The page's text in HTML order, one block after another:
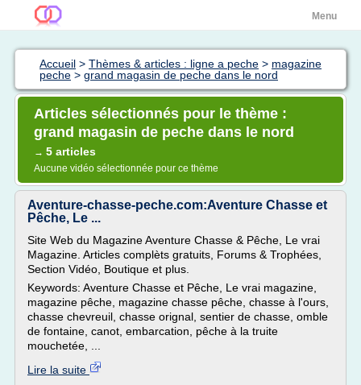
Menu
Accueil > Thèmes & articles : ligne a peche > magazine
peche > grand magasin de peche dans le nord
Articles sélectionnés pour le thème :
grand magasin de peche dans le nord
→ 5 articles
Aucune vidéo sélectionnée pour ce thème
Aventure-chasse-peche.com:Aventure Chasse et
Pêche, Le ...
Site Web du Magazine Aventure Chasse & Pêche, Le vrai
Magazine. Articles complèts gratuits, Forums & Trophées,
Section Vidéo, Boutique et plus.
Keywords: Aventure Chasse et Pêche, Le vrai magazine,
magazine pêche, magazine chasse pêche, chasse à l'ours,
chasse chevreuil, chasse orignal, sentier de chasse, omble
de fontaine, canot, embarcation, pêche à la truite
mouchetée, ...
Lire la suite